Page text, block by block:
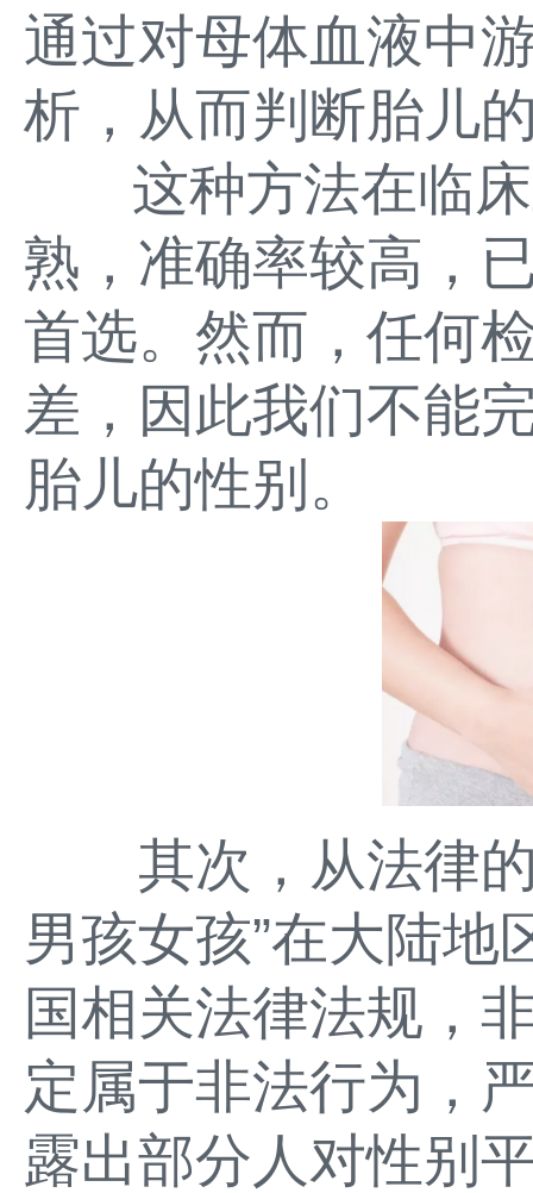
通过对母体血液中
析，从而判断胎儿
这种方法在临床
熟，准确率较高，
首选。然而，任何
差，因此我们不能
胎儿的性别。
其次，从法律的
男孩女孩”在大陆地
国相关法律法规，
定属于非法行为，
露出部分人对性别